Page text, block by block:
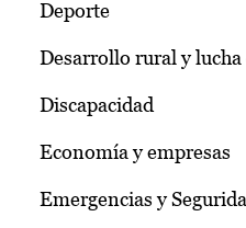
Deporte
Desarrollo rural y
Discapacidad
Economía y empresas
Emergencias y